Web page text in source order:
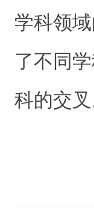
学科领
了不同
科的交叉